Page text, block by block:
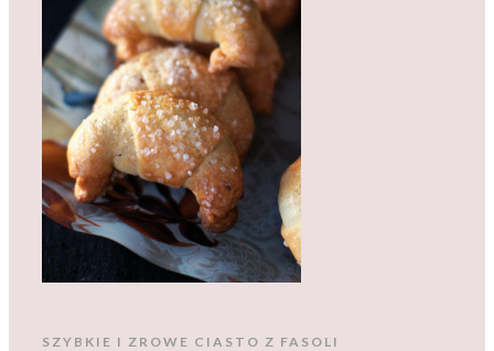
SZYBKIE I ZROWE CIASTO Z FASOLI